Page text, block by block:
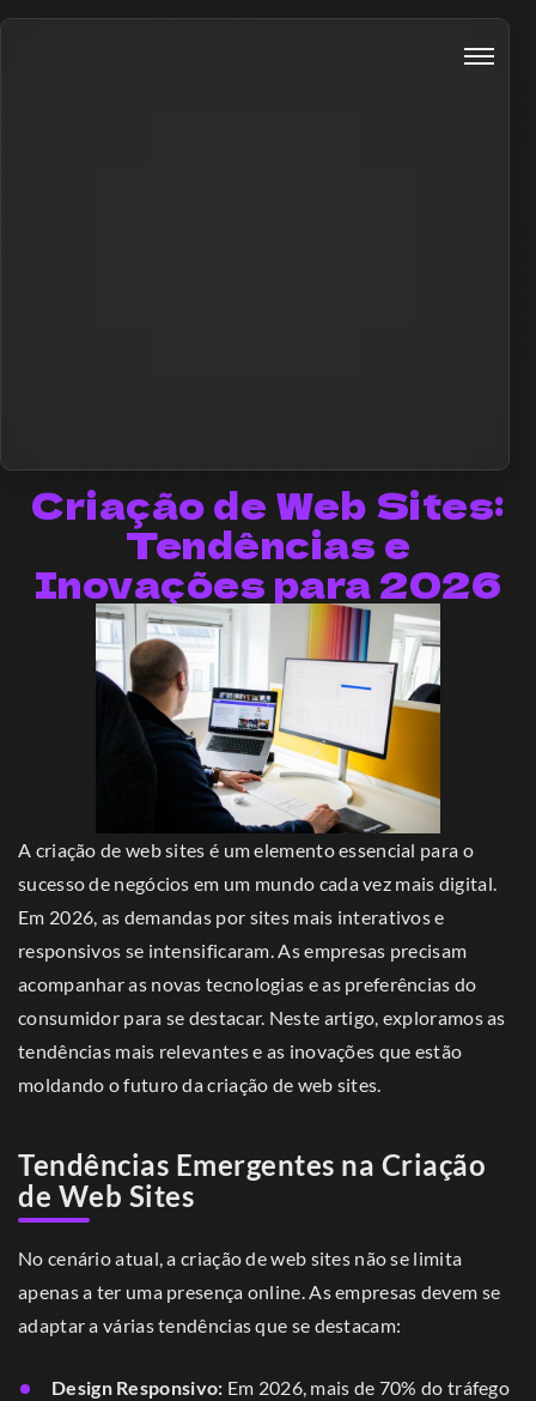
Criação de Web Sites:
Tendências e
Inovações para 2026
A criação de web sites é um elemento essencial para o
sucesso de negócios em um mundo cada vez mais digital.
Em 2026, as demandas por sites mais interativos e
responsivos se intensificaram. As empresas precisam
acompanhar as novas tecnologias e as preferências do
consumidor para se destacar. Neste artigo, exploramos as
tendências mais relevantes e as inovações que estão
moldando o futuro da criação de web sites.
Tendências Emergentes na Criação
de Web Sites
No cenário atual, a criação de web sites não se limita
apenas a ter uma presença online. As empresas devem se
adaptar a várias tendências que se destacam:
Design Responsivo: Em 2026, mais de 70% do tráfego